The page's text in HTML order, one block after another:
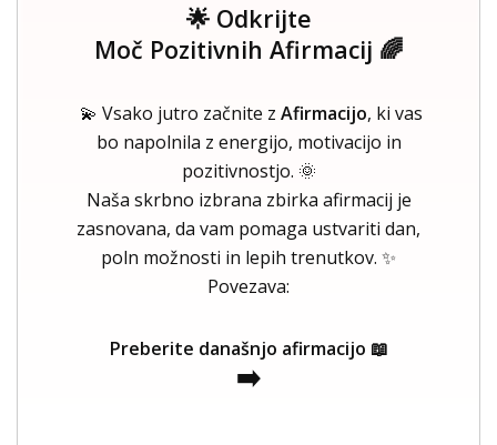
🌟 Odkrijte
Moč Pozitivnih Afirmacij 🌈
💫 Vsako jutro začnite z Afirmacijo, ki vas
bo napolnila z energijo, motivacijo in
pozitivnostjo. 🌞
Naša skrbno izbrana zbirka afirmacij je
zasnovana, da vam pomaga ustvariti dan,
poln možnosti in lepih trenutkov. ✨
Povezava:
Preberite današnjo afirmacijo 📖
➡️